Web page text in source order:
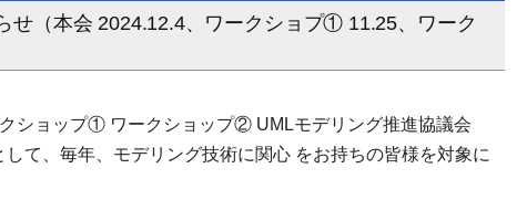
せ（本会 2024.12.4、ワークショプ① 11.25、ワーク
ショップ① ワークショップ② UMLモデリング推進協議会
て、毎年、モデリング技術に関心 をお持ちの皆様を対象に